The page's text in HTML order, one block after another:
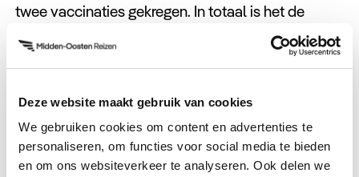
Deze website maakt gebruik van cookies
We gebruiken cookies om content en advertenties te
personaliseren, om functies voor social media te bieden
en om ons websiteverkeer te analyseren. Ook delen we
twee vaccinaties gekregen. In totaal is het de
bedoeling dat 2,5 miljoen inwoners per 1 juli hun
eerste vaccinatie hebben gehad.
1 september